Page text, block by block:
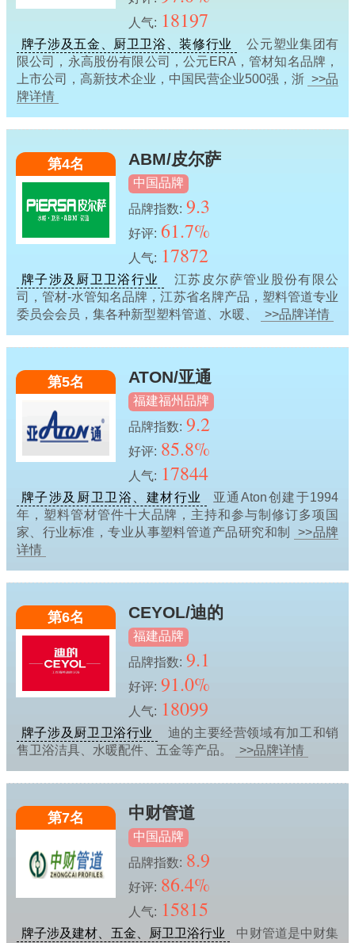
人气: 18197
牌子涉及五金、厨卫卫浴、装修行业
公元塑业集团有
限公司，永高股份有限公司，公元ERA，管材知名品牌，
上市公司，高新技术企业，中国民营企业500强，浙 >>品
牌详情
第4名 ABM/皮尔萨
中国品牌
品牌指数: 9.3
好评: 61.7%
人气: 17872
牌子涉及厨卫卫浴行业
江苏皮尔萨管业股份有限公
司，管材-水管知名品牌，江苏省名牌产品，塑料管道专业
委员会会员，集各种新型塑料管道、水暖、
>>品牌详情
第5名 ATON/亚通
福建福州品牌
品牌指数: 9.2
好评: 85.8%
人气: 17844
牌子涉及厨卫卫浴、建材行业
亚通Aton创建于1994
年，塑料管材管件十大品牌，主持和参与制修订多项国
家、行业标准，专业从事塑料管道产品研究和制
>>品牌
详情
第6名 CEYOL/迪的
福建品牌
品牌指数: 9.1
好评: 91.0%
人气: 18099
牌子涉及厨卫卫浴行业
迪的主要经营领域有加工和销
售卫浴洁具、水暖配件、五金等产品。
>>品牌详情
第7名 中财管道
中国品牌
品牌指数: 8.9
好评: 86.4%
人气: 15815
牌子涉及建材、五金、厨卫卫浴行业
中财管道是中财集